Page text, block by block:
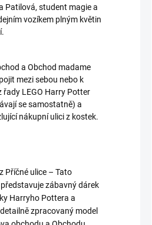
Patilová, student magie a
vozíkem plným květin
a Obchod madame
mezi sebou nebo k
řady LEGO Harry Potter
se samostatně) a
nákupní ulici z kostek.
Příčné ulice – Tato
zábavný dárek
Harryho Pottera a
zpracovaný model